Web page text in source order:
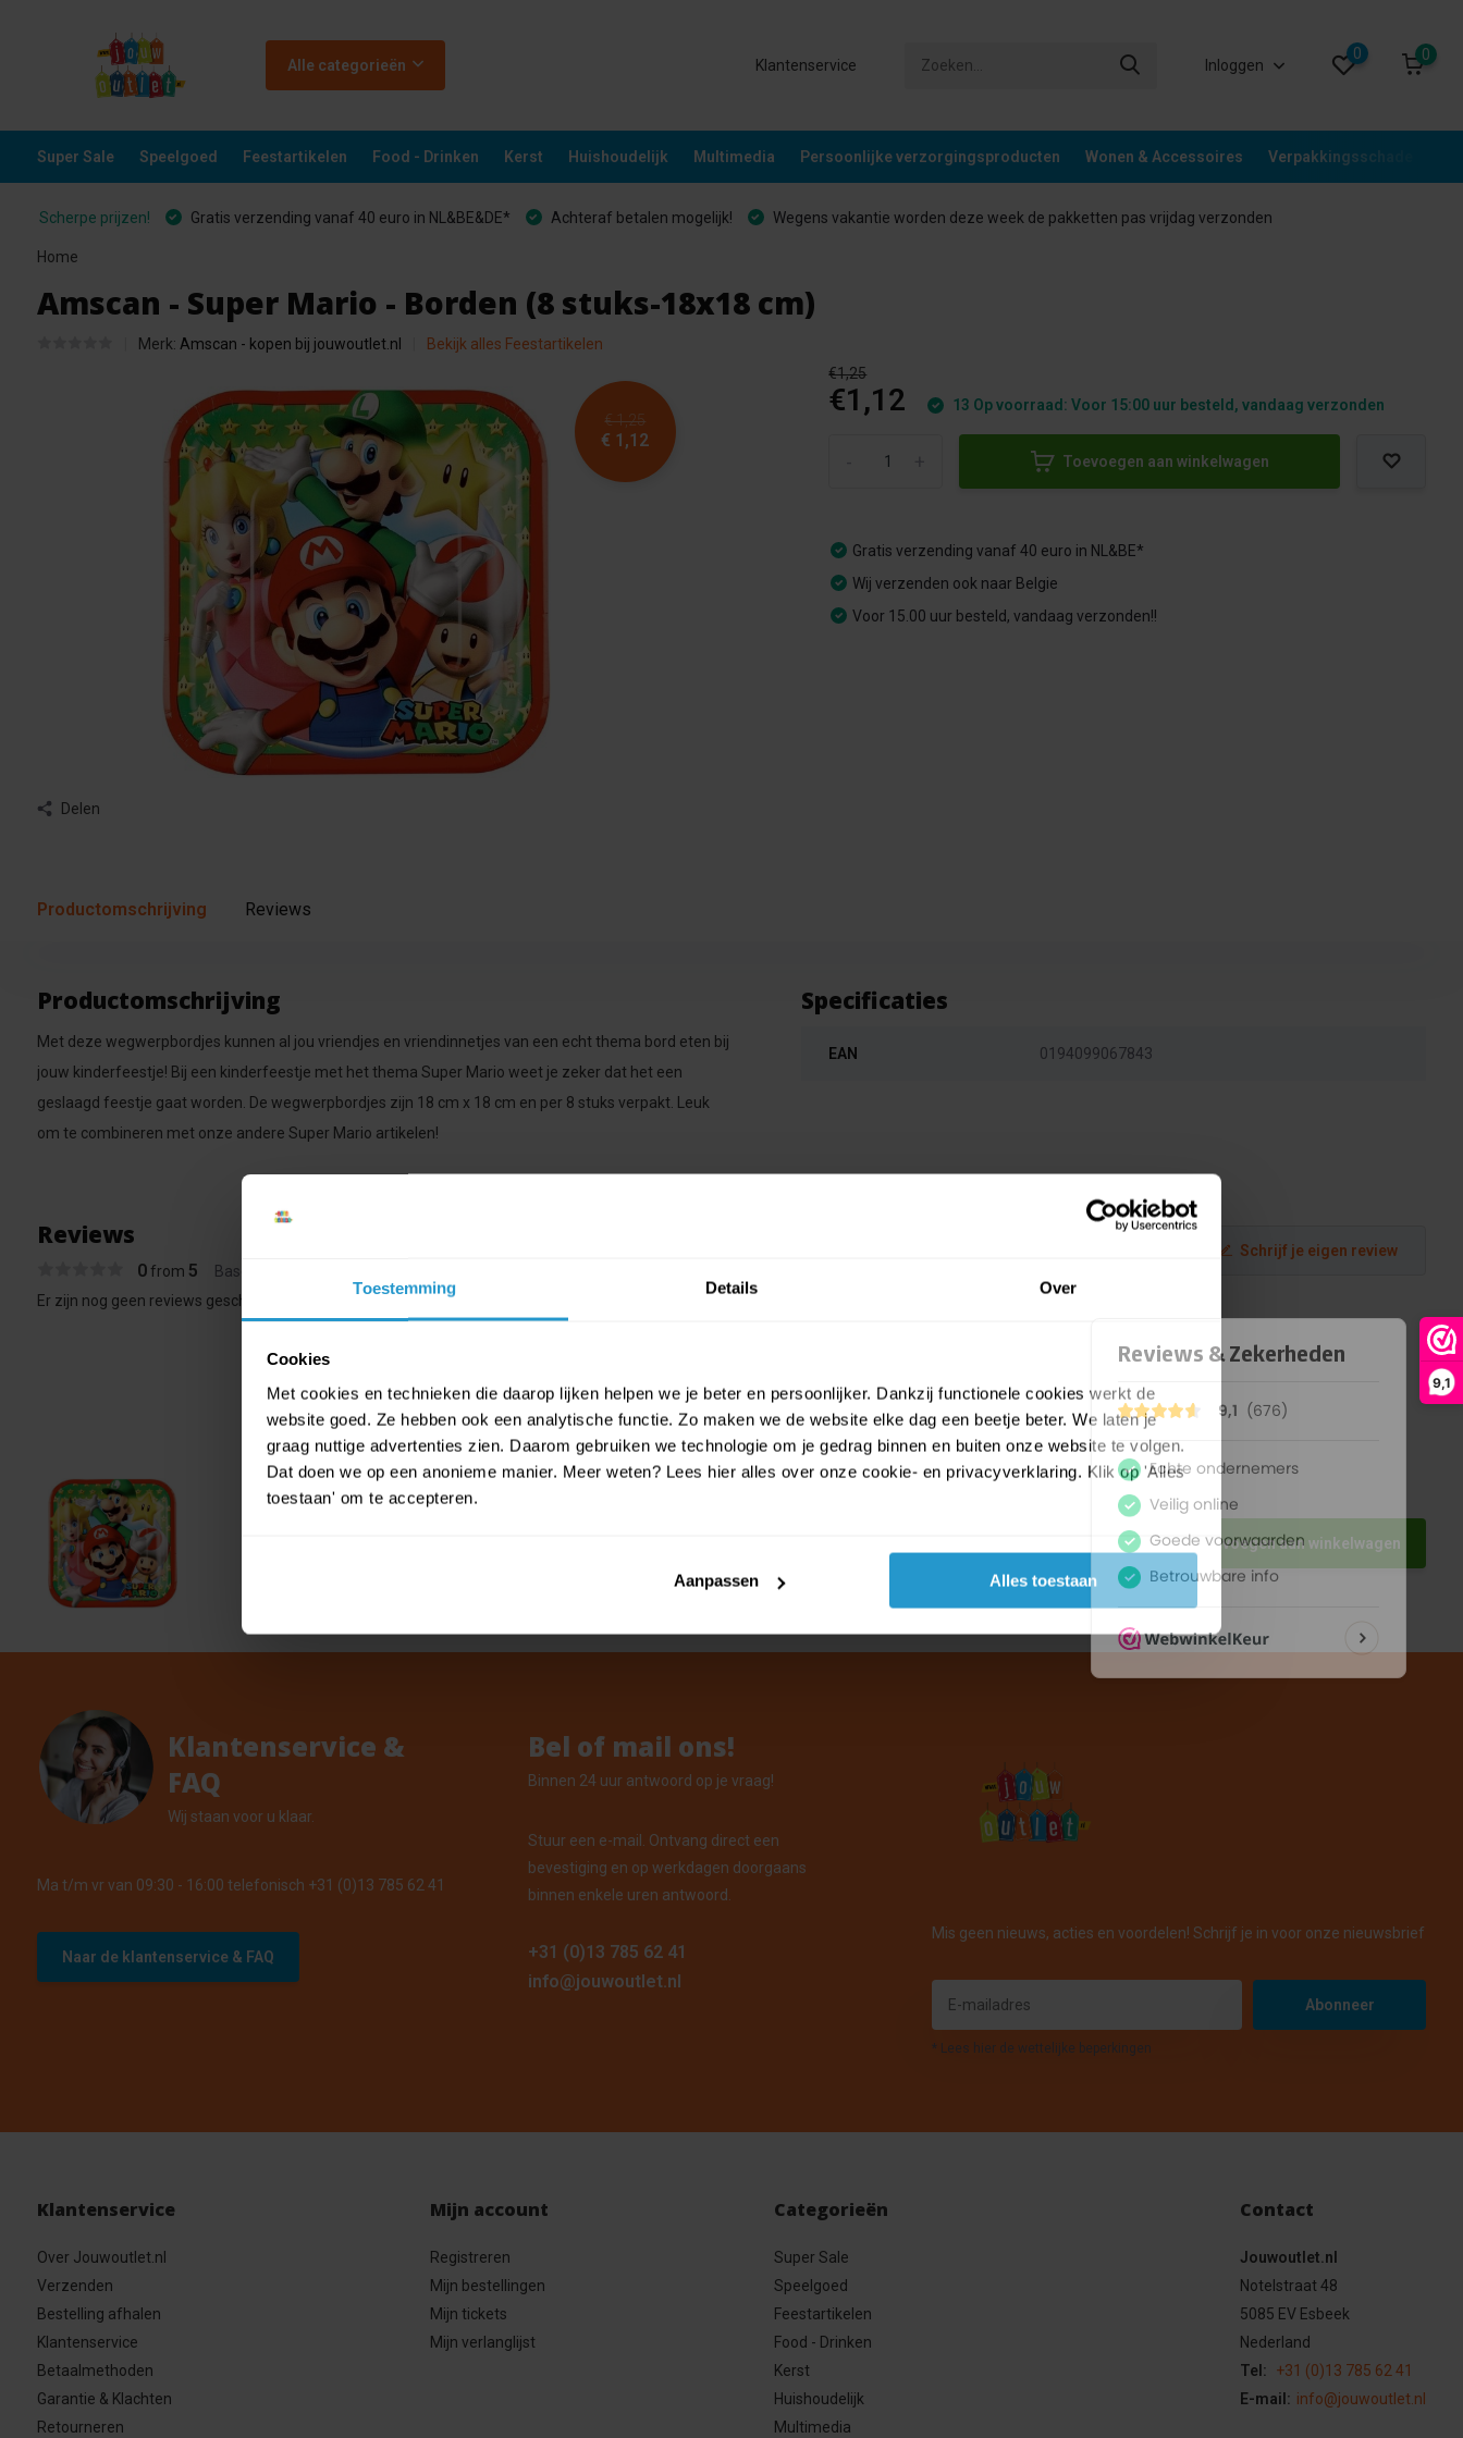
Toestemming Details Over
Cookies
Met cookies en technieken die daarop lijken helpen we je beter en persoonlijker. Dankzij functionele cookies werkt de
website goed. Ze hebben ook een analytische functie. Zo maken we de website elke dag een beetje beter. We laten je
graag nuttige advertenties zien. Daarom gebruiken we technologie om je gedrag binnen en buiten onze website te volgen.
Dat doen we op een anonieme manier. Meer weten? Lees hier alles over onze cookie- en privacyverklaring. Klik op 'Alles
toestaan' om te accepteren.
Aanpassen Alles toestaan
9,1
Alle categorieën Klantenservice Inloggen
0 0
Super Sale Speelgoed Feestartikelen Food - Drinken Kerst Huishoudelijk Multimedia Persoonlijke verzorgingsproducten Wonen & Accessoires Verpakkingsschade
Scherpe prijzen! Gratis verzending vanaf 40 euro in NL&BE&DE* Achteraf betalen mogelijk! Wegens vakantie worden deze week de pakketten pas vrijdag verzonden
Home
Amscan - Super Mario - Borden (8 stuks-18x18 cm)
Merk: Amscan - kopen bij jouwoutlet.nl Bekijk alles Feestartikelen
€ 1,25
€ 1,12
Delen
€1,25
€1,12 13 Op voorraad: Voor 15:00 uur besteld, vandaag verzonden
Toevoegen aan winkelwagen
Gratis verzending vanaf 40 euro in NL&BE*
Wij verzenden ook naar Belgie
Voor 15.00 uur besteld, vandaag verzonden!!
Productomschrijving Reviews
Productomschrijving
Met deze wegwerpbordjes kunnen al jou vriendjes en vriendinnetjes van een echt thema bord eten bij
jouw kinderfeestje! Bij een kinderfeestje met het thema Super Mario weet je zeker dat het een
geslaagd feestje gaat worden. De wegwerpbordjes zijn 18 cm x 18 cm en per 8 stuks verpakt. Leuk
om te combineren met onze andere Super Mario artikelen!
Specificaties
EAN 0194099067843
Reviews
0from 5 Based on 0 reviews
Schrijf je eigen review
Er zijn nog geen reviews geschreven over dit product..
Amscan - Super Mario - Borden (8 stuks-18x18
13 Op voorraad: Voor 15:00 uur besteld, vandaag verzonden
Toevoegen aan winkelwagen
Klantenservice &
FAQ
Wij staan voor u klaar.
Ma t/m vr van 09:30 - 16:00 telefonisch +31 (0)13 785 62 41
Naar de klantenservice & FAQ
Bel of mail ons!
Binnen 24 uur antwoord op je vraag!
Stuur een e-mail. Ontvang direct een
bevestiging en op werkdagen doorgaans
binnen enkele uren antwoord.
+31 (0)13 785 62 41
info@jouwoutlet.nl
Mis geen nieuws, acties en voordelen! Schrijf je in voor onze nieuwsbrief
Abonneer
* Lees hier de wettelijke beperkingen
Klantenservice
Over Jouwoutlet.nl
Verzenden
Bestelling afhalen
Klantenservice
Betaalmethoden
Garantie & Klachten
Retourneren
Mijn account
Registreren
Mijn bestellingen
Mijn tickets
Mijn verlanglijst
Categorieën
Super Sale
Speelgoed
Feestartikelen
Food - Drinken
Kerst
Huishoudelijk
Multimedia
Contact
Jouwoutlet.nl
Notelstraat 48
5085 EV Esbeek
Nederland
Tel:
+31 (0)13 785 62 41
E-mail: info@jouwoutlet.nl